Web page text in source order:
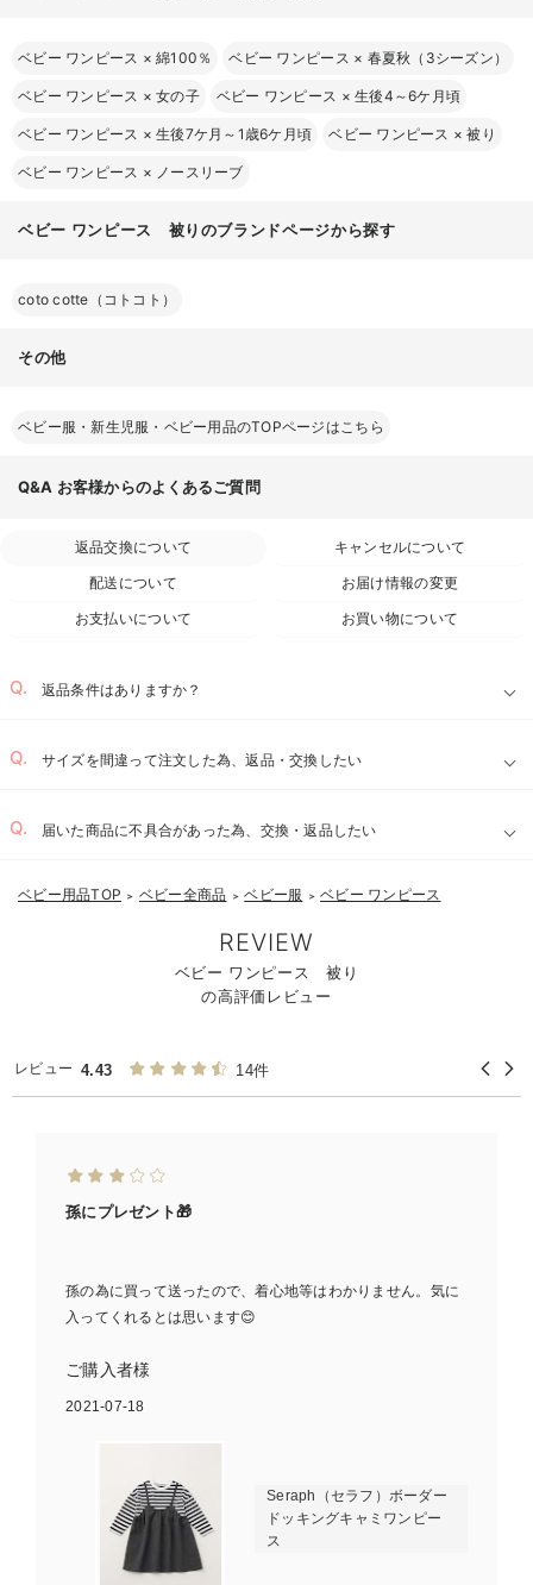
ベビー ワンピース ×綿100％ ベビー ワンピース × 春夏秋（3シーズン）
ベビー ワンピース ×女の子 ベビー ワンピース ×生後4～6ケ月頃
ベビー ワンピース ×生後7ケ月～1歳6ケ月頃 ベビー ワンピース ×被り
ベビー ワンピース × ノースリーブ
ベビー ワンピース 被りのブランドページから探す
coto cotte（コトコト）
その他
ベビー服・新生児服・ベビー用品のTOPページはこちら
Q&A お客様からのよくあるご質問
返品交換について
キャンセルについて
配送について
お届け情報の変更
お支払いについて
お買い物について
返品条件はありますか？
サイズを間違って注文した為、返品・交換したい
届いた商品に不具合があった為、交換・返品したい
ベビー用品TOP ＞ ベビー全商品 ＞ ベビー服 ＞ ベビー ワンピース
REVIEW
ベビー ワンピース 被り
の高評価レビュー
レビュー 4.43 14件
孫にプレゼント🎁
孫の為に買って送ったので、着心地等はわかりません。気に
入ってくれるとは思います😊
ご購入者様
2021-07-18
Seraph（セラフ）ボーダー
ドッキングキャミワンピー
ス